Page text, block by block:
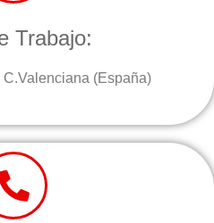
Trabajo:
(España)